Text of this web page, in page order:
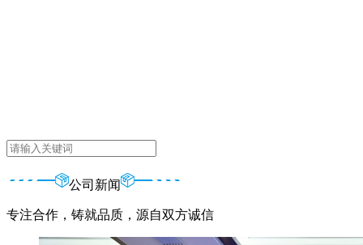
公司新闻
专注合作，铸就品质，源自双方诚信